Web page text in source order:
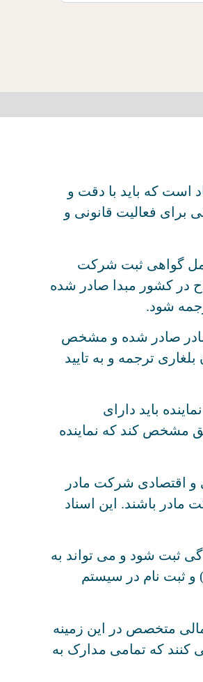
است که باید با دقت و
برای فعالیت قانونی و
گواهی ثبت شرکت
در کشور مبدا صادر شده
شود.
مادر صادر شده و مشخص
ترجمه و به تایید
باید دارای
مشخص کند که نماینده
و اقتصادی شرکت مادر
باشند. این اسناد
ثبت شود و می تواند به
صورت دفتر فیزیکی یا حتی آدرس مجازی باشد. این آدرس در مراحل بعدی برای دریافت کد شناسایی مالیاتی (BULSTAT) و ثبت نام در سیستم
متخصص در این زمینه
کنند که تمامی مدارک به